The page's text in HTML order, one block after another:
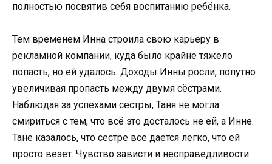
полностью посвятив себя воспитанию ребёнка.
Тем временем Инна строила свою карьеру в
рекламной компании, куда было крайне тяжело
попасть, но ей удалось. Доходы Инны росли, попутно
увеличивая пропасть между двумя сёстрами.
Наблюдая за успехами сестры, Таня не могла
смириться с тем, что всё это досталось не ей, а Инне.
Тане казалось, что сестре все дается легко, что ей
просто везет. Чувство зависти и несправедливости